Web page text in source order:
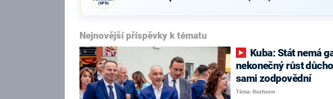
(SPD)
Nejnovější příspěvky k tématu
nekonečný růst
sami zodpovědní
Téma: Rozhovor